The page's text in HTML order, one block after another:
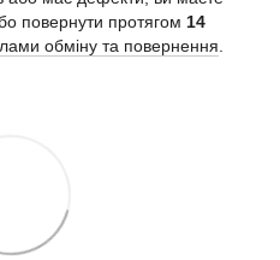
повернути протягом 14
обміну та повернення